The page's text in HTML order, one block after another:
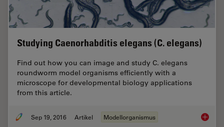
Studying Caenorhabditis elegans (C. elegans)
Find out how you can image and study C. elegans
roundworm model organisms efficiently with a
microscope for developmental biology applications
from this article.
Sep 19, 2016 Artikel Modellorganismus